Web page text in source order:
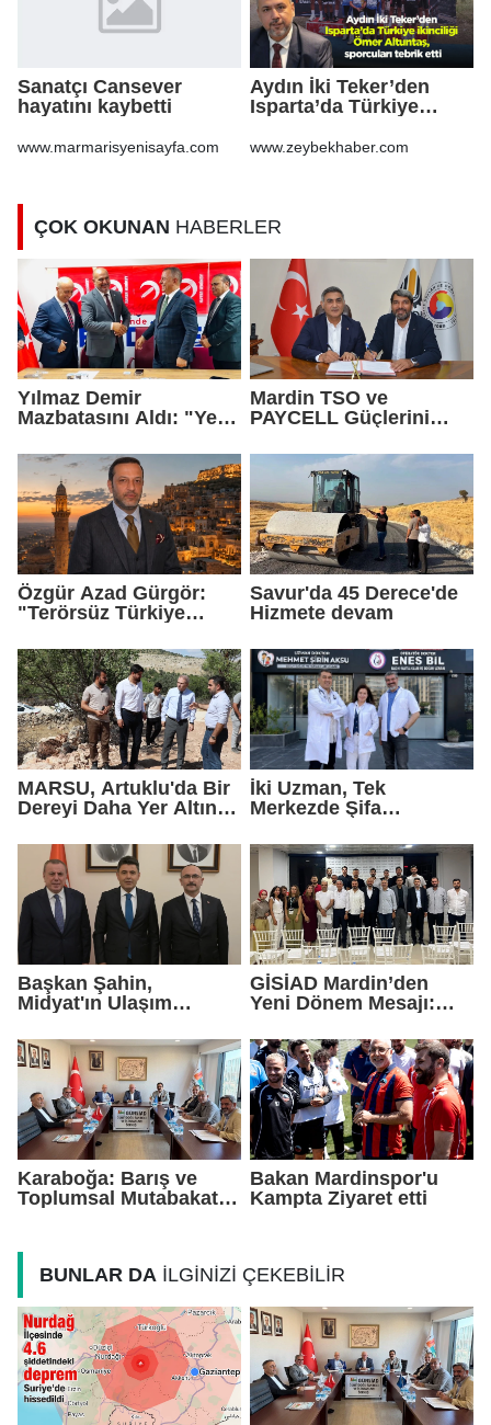
Sanatçı Cansever
hayatını kaybetti
www.marmarisyenisayfa.com
Aydın İki Teker’den
Isparta’da Türkiye
Altuntaş, sporcuları
www.zeybekhaber.com
ÇOK OKUNAN HABERLER
Yılmaz Demir
Mazbatasını Aldı: "Yeni
Geldik"
Mardin TSO ve
PAYCELL Güçlerini
Özgür Azad Gürgör:
"Terörsüz Türkiye
Turizmi İçin Yeni Bir
Dönemin Başlangıcıdır"
Savur'da 45 Derece'de
Hizmete devam
MARSU, Artuklu'da Bir
Dereyi Daha Yer Altına
İki Uzman, Tek
Merkezde Şifa
Başkan Şahin,
Midyat'ın Ulaşım
Taşıdı
GİSİAD Mardin’den
Yeni Dönem Mesajı:
Daha Çok Üretim
Karaboğa: Barış ve
Toplumsal Mutabakat
Bakan Mardinspor'u
Kampta Ziyaret etti
BUNLAR DA İLGİNİZİ ÇEKEBİLİR